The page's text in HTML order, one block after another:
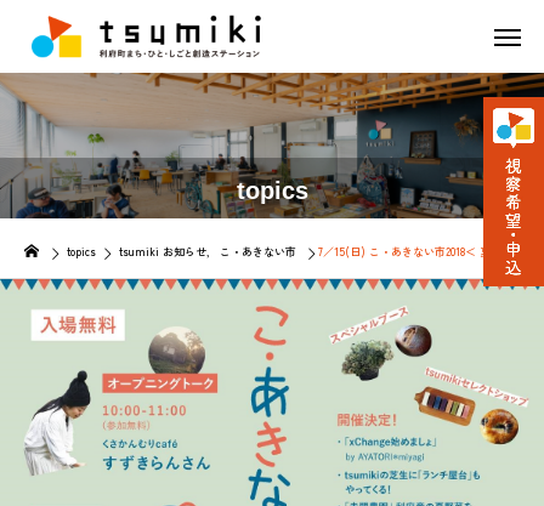
topics
topics tsumiki お知らせ こ・あきない市 7／15(日) こ・あきない市2018＜ 夏の陣＞ 出